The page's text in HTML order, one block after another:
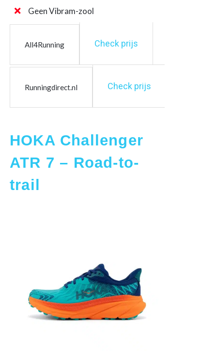
Geen Vibram-zool
All4Running Check prijs
Runningdirect.nl Check prijs
HOKA Challenger
ATR 7 – Road-to-
trail